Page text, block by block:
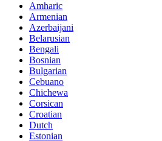
Amharic
Armenian
Azerbaijani
Belarusian
Bengali
Bosnian
Bulgarian
Cebuano
Chichewa
Corsican
Croatian
Dutch
Estonian